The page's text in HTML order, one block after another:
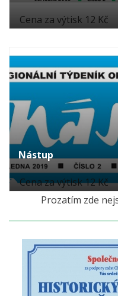
Cena za výtisk 12 Kč
Nástup
Cena za výtisk 12 Kč
Prozatím zde